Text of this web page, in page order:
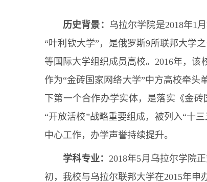
历史背景： 乌拉尔学院是2018年1
“叶利钦大学”，是俄罗斯9所联邦大学
等国际大学组织成员高校。2016年，
作为“金砖国家网络大学”中方高校牵头
下第一个合作办学实体，是落实《金
“开放活校”战略重要组成，被列入“十
中心工作，办学声誉持续提升。
学科专业：2018年5月乌拉尔学院
初，我校与乌拉尔联邦大学在2015年